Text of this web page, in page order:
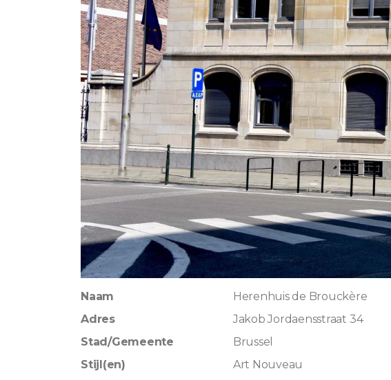
Naam
Herenhuis de Brouckère
Adres
Jakob Jordaensstraat 34
Stad/Gemeente
Brussel
Stijl(en)
Art Nouveau